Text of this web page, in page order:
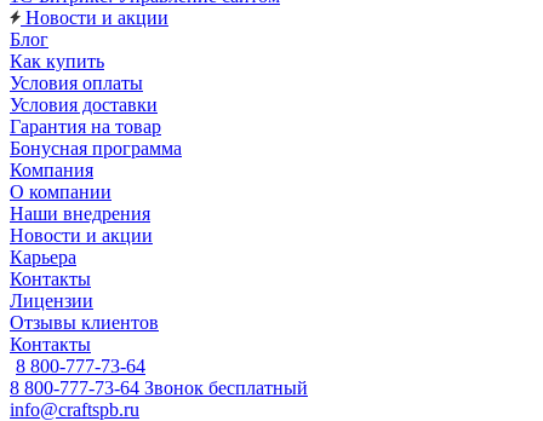
Новости и акции
Блог
Как купить
Условия оплаты
Условия доставки
Гарантия на товар
Бонусная программа
Компания
О компании
Наши внедрения
Новости и акции
Карьера
Контакты
Лицензии
Отзывы клиентов
Контакты
8 800-777-73-64
8 800-777-73-64 Звонок бесплатный
info@craftspb.ru